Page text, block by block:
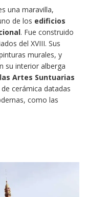
una maravilla,
de los edificios
. Fue construido
del XVIII. Sus
murales, y
su interior alberga
Artes Suntuarias
cerámica datadas
como las